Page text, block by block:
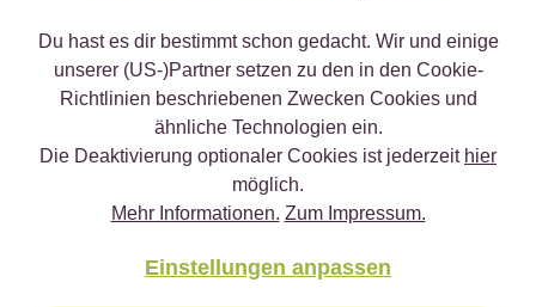
30 min Vegetarisch
Fitnesssalat mit Beluga Linsen, Apfel und grünem
Du hast es dir bestimmt schon gedacht. Wir und einige
unserer (US-)Partner setzen zu den in den Cookie-
Richtlinien beschriebenen Zwecken Cookies und
ähnliche Technologien ein.
Die Deaktivierung optionaler Cookies ist jederzeit hier
möglich.
Mehr Informationen. Zum Impressum.
Einstellungen anpassen